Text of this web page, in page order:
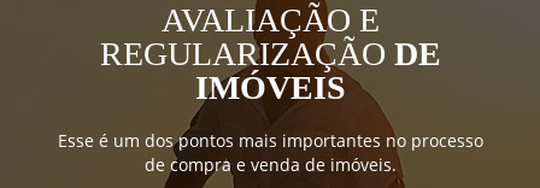
AVALIAÇÃO E
REGULARIZAÇÃO DE
IMÓVEIS
Esse é um dos pontos mais importantes no processo
de compra e venda de imóveis.